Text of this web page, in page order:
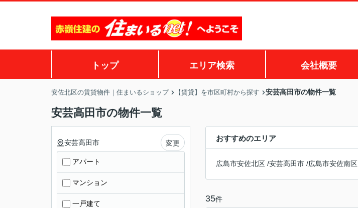
トップ エリア検索 会社概要
安佐北区の賃貸物件｜住まいるショップ 【賃貸】を市区町村から探す 安芸高田市の物件一覧
安芸高田市の物件一覧
おすすめのエリア
広島市安佐北区 /安芸高田市 /広島市安佐南区
35件
安芸高田市 変更
アパート
マンション
一戸建て